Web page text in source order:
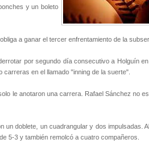
y un boleto
a ganar el tercer enfrentamiento de la
por segundo día consecutivo a Holguín
en el llamado "inning de la suerte".
le anotaron una carrera. Rafael Sánchez no
un doblete, un cuadrangular y dos impulsadas.
5-3 y también remolcó a cuatro compañeros.